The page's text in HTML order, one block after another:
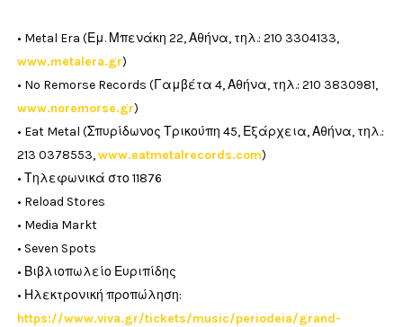
• Metal Era (Εμ. Μπενάκη 22, Αθήνα, τηλ.: 210 3304133,
www.metalera.gr)
• No Remorse Records (Γαμβέτα 4, Αθήνα, τηλ.: 210 3830981,
www.noremorse.gr)
• Eat Metal (Σπυρίδωνος Τρικούπη 45, Εξάρχεια, Αθήνα, τηλ.:
213 0378553,www.eatmetalrecords.com)
• Τηλεφωνικά στο 11876
• Reload Stores
• Media Markt
• Seven Spots
• Βιβλιοπωλείο Ευριπίδης
• Ηλεκτρονική προπώληση:
https://www.viva.gr/tickets/music/periodeia/grand-